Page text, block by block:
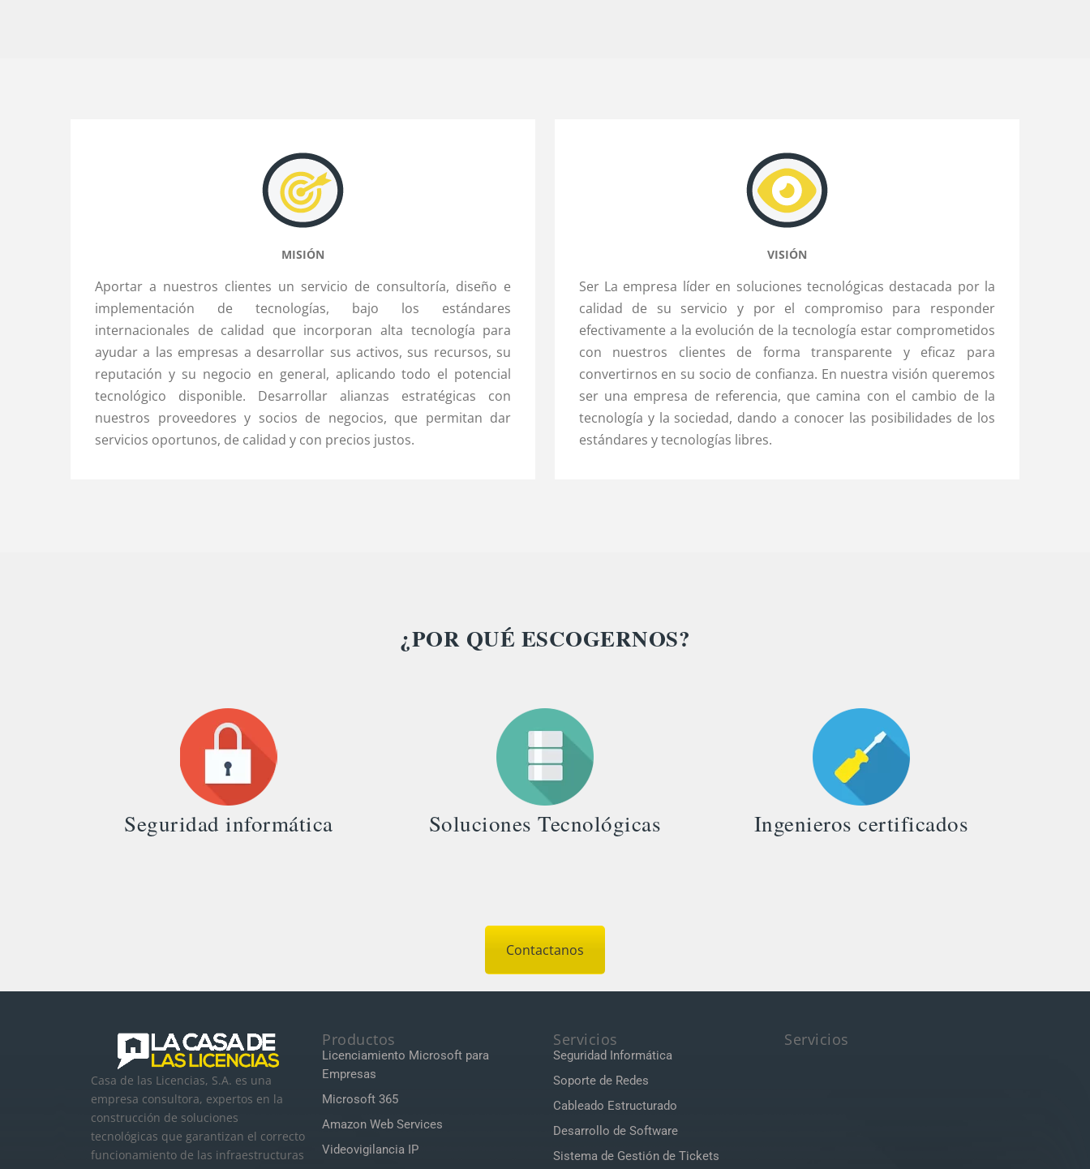
MISIÓN
Aportar a nuestros clientes un servicio de consultoría, diseño e
implementación de tecnologías, bajo los estándares
internacionales de calidad que incorporan alta tecnología para
ayudar a las empresas a desarrollar sus activos, sus recursos, su
reputación y su negocio en general, aplicando todo el potencial
tecnológico disponible. Desarrollar alianzas estratégicas con
nuestros proveedores y socios de negocios, que permitan dar
servicios oportunos, de calidad y con precios justos.
VISIÓN
Ser La empresa líder en soluciones tecnológicas destacada por la
calidad de su servicio y por el compromiso para responder
efectivamente a la evolución de la tecnología estar comprometidos
con nuestros clientes de forma transparente y eficaz para
convertirnos en su socio de confianza. En nuestra visión queremos
ser una empresa de referencia, que camina con el cambio de la
tecnología y la sociedad, dando a conocer las posibilidades de los
estándares y tecnologías libres.
¿POR QUÉ ESCOGERNOS?
Seguridad informática Soluciones Tecnológicas Ingenieros certificados
Contactanos
Casa de las Licencias, S.A. es una
empresa consultora, expertos en la
construcción de soluciones
tecnológicas que garantizan el correcto
funcionamiento de las infraestructuras
Productos
Licenciamiento Microsoft para
Empresas
Microsoft 365
Amazon Web Services
Videovigilancia IP
Servicios
Seguridad Informática
Soporte de Redes
Cableado Estructurado
Desarrollo de Software
Sistema de Gestión de Tickets
Servicios